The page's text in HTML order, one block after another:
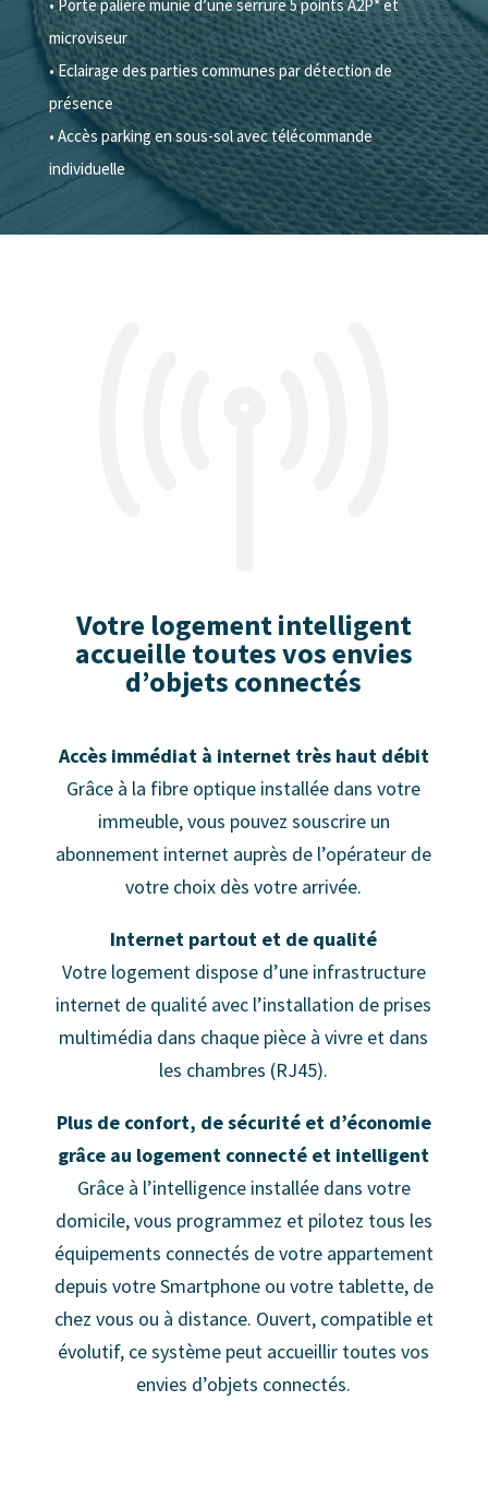
• Porte palière munie d’une serrure 5 points A2P* et
microviseur
• Eclairage des parties communes par détection de
présence
• Accès parking en sous-sol avec télécommande
individuelle
Votre logement intelligent
accueille toutes vos envies
d’objets connectés
Accès immédiat à internet très haut débit
Grâce à la fibre optique installée dans votre
immeuble, vous pouvez souscrire un
abonnement internet auprès de l’opérateur de
votre choix dès votre arrivée.
Internet partout et de qualité
Votre logement dispose d’une infrastructure
internet de qualité avec l’installation de prises
multimédia dans chaque pièce à vivre et dans
les chambres (RJ45).
Plus de confort, de sécurité et d’économie
grâce au logement connecté et intelligent
Grâce à l’intelligence installée dans votre
domicile, vous programmez et pilotez tous les
équipements connectés de votre appartement
depuis votre Smartphone ou votre tablette, de
chez vous ou à distance. Ouvert, compatible et
évolutif, ce système peut accueillir toutes vos
envies d’objets connectés.